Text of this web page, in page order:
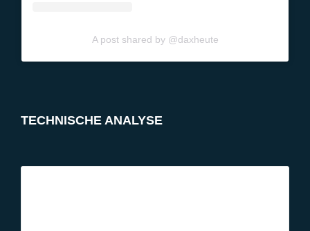
A post shared by @daxheute
TECHNISCHE ANALYSE